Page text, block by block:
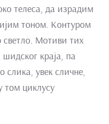
телеса, да израдим
тоном. Контуром
светло. Мотиви тих
краја, па
слика, увек сличне,
том циклусу